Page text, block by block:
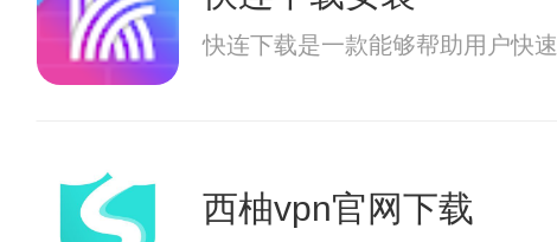
快连下载是一款能够帮助用户快
西柚vpn官网下载